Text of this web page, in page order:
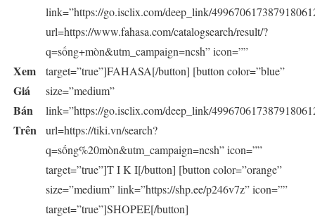
Xem
Giá
Bán
Trên
link=”https://go.isclix.com/deep_link/
url=https://www.fahasa.com/catalogsearch/result/?
q=sống+mòn&utm_campaign=ncsh” icon=””
target=”true”]FAHASA[/button] [button color=”blue”
size=”medium”
link=”https://go.isclix.com/deep_link/
url=https://tiki.vn/search?
q=sống%20mòn&utm_campaign=ncsh” icon=””
target=”true”]T I K I[/button] [button color=”orange”
size=”medium” link=”https://shp.ee/p246v7z” icon=””
target=”true”]SHOPEE[/button]